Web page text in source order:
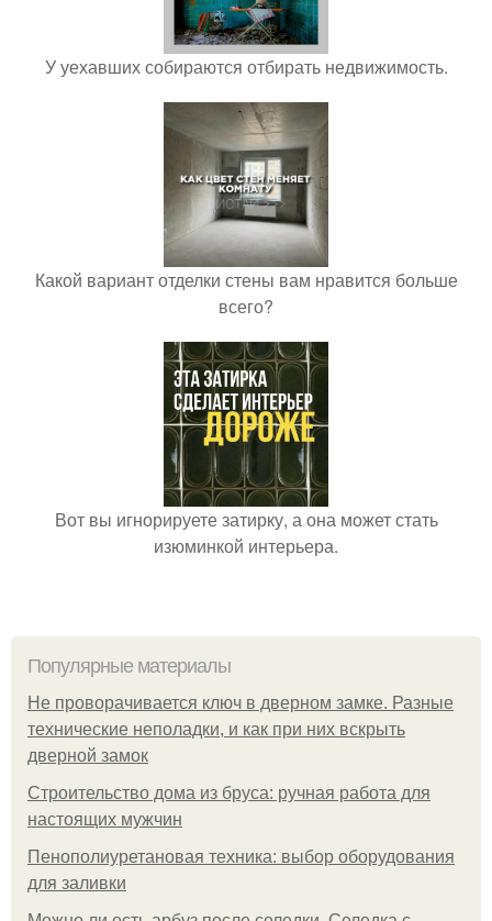
У уехавших собираются отбирать недвижимость.
Какой вариант отделки стены вам нравится больше
всего?
Вот вы игнорируете затирку, а она может стать
изюминкой интерьера.
Популярные материалы
Не проворачивается ключ в дверном замке. Разные
технические неполадки, и как при них вскрыть
дверной замок
Строительство дома из бруса: ручная работа для
настоящих мужчин
Пенополиуретановая техника: выбор оборудования
для заливки